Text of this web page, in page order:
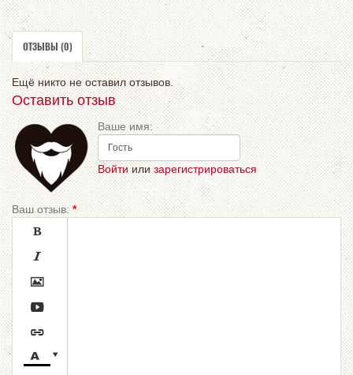
ОТЗЫВЫ (0)
Ещё никто не оставил отзывов.
Оставить отзыв
Ваше имя:
Войтиилизарегистрироваться
Ваш отзыв: *






